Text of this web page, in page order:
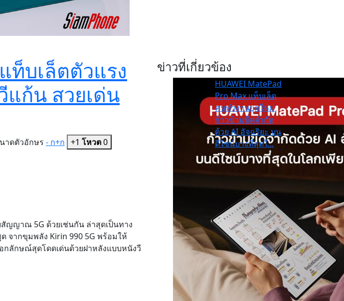
ท็บเล็ตตัวแรง
ก้น สวยเด่น
าดตัวอักษร - ก+ก +1 โหวต0
สัญญาณ 5G ด้วยเช่นกัน ล่าสุดเป็นทาง
จากขุมพลัง Kirin 990 5G พร้อมให้
กลักษณ์สุดโดดเด่นด้วยฝาหลังแบบหนังวี
ข่าวที่เกี่ยวข้อง
HUAWEI MatePad
Pro Max แท็บเล็ต
คนทำงานยุคใหม่
ก้าวข้ามขีดจำกัด
ด้วย AI อัจฉริยะ บน
ดีไซน์บางที่สุดใ...